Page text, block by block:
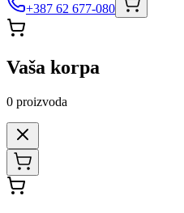
+387 62 677-080
Vaša korpa
0 proizvoda